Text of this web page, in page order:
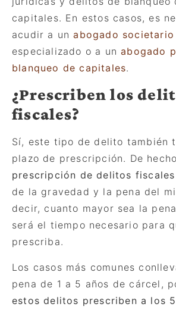
capitales. En estos casos, es
acudir a unabogado societario
especializado o a unabogado
blanqueo de capitales.
¿Prescriben los
fiscales?
Sí, este tipo de delito también
plazo de prescripción. De
prescripción de delitos fiscales
de la gravedad y la pena del
decir, cuanto mayor sea la
será el tiempo necesario para
prescriba.
Los casos más comunes
pena de 1 a 5 años de cárcel,
estos delitos prescriben a los